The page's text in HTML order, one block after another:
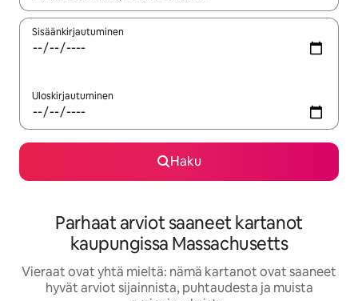
Sisäänkirjautuminen
Uloskirjautuminen
Haku
Parhaat arviot saaneet kartanot
kaupungissa Massachusetts
Vieraat ovat yhtä mieltä: nämä kartanot ovat saaneet
hyvät arviot sijainnista, puhtaudesta ja muista